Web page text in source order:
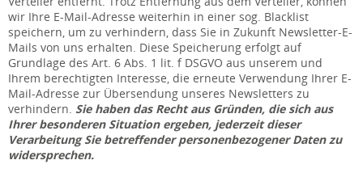
wir Ihre E-Mail-Adresse weiterhin in einer sog. Blacklist
speichern, um zu verhindern, dass Sie in Zukunft Newsletter-E-
Mails von uns erhalten. Diese Speicherung erfolgt auf
Grundlage des Art. 6 Abs. 1 lit. f DSGVO aus unserem und
Ihrem berechtigten Interesse, die erneute Verwendung Ihrer E-
Mail-Adresse zur Übersendung unseres Newsletters zu
verhindern. Sie haben das Recht aus Gründen, die sich aus
Ihrer besonderen Situation ergeben, jederzeit dieser
Verarbeitung Sie betreffender personenbezogener Daten zu
widersprechen.